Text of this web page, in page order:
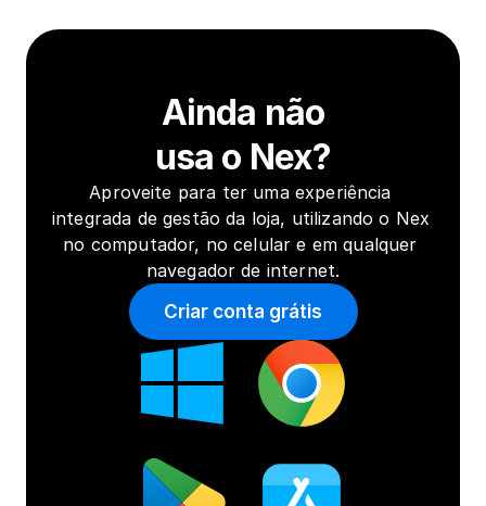
Ainda não
usa o Nex?
Aproveite para ter uma experiência
integrada de gestão da loja, utilizando o Nex
no computador, no celular e em qualquer
navegador de internet.
Criar conta grátis